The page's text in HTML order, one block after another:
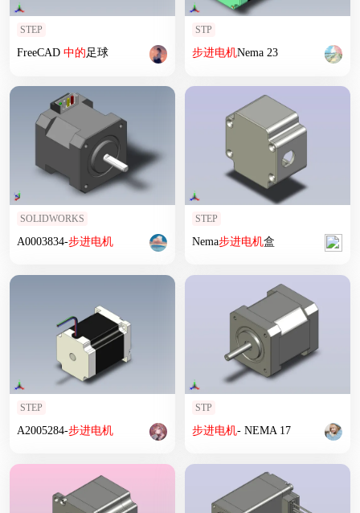
STEP
FreeCAD 中的足球
STP
步进电机Nema 23
SOLIDWORKS
A0003834-步进电机
STEP
Nema步进电机盒
STEP
A2005284-步进电机
STP
步进电机- NEMA 17